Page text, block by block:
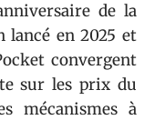
de la
lancé en 2025 et
convergent
sur les prix du
mécanismes à